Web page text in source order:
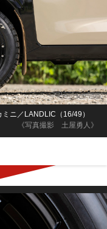
《写真撮影 土屋勇人》
ニ／LANDLIC（16/49）